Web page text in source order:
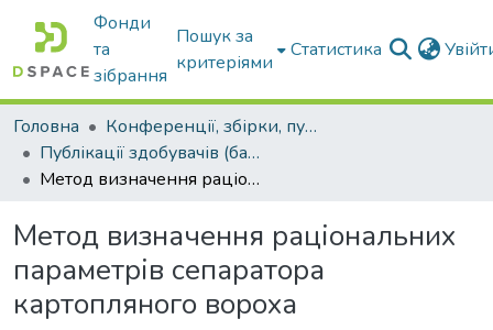
Фонди
та
зібрання
Пошук за
критеріями
Статистика
Головна
Конференції, збірки, публікації молодих вчених і здобувачів : магістрів, бакалаврів, аспірантів.
Публікації здобувачів (бакалаврів. магістрів, аспірантів)
Метод визначення раціональних параметрів сепаратора картопляного вороха
Метод визначення раціональних
параметрів сепаратора
картопляного вороха